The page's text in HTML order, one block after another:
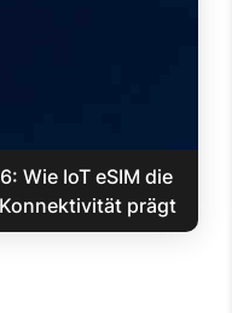
Wie IoT eSIM die
prägt